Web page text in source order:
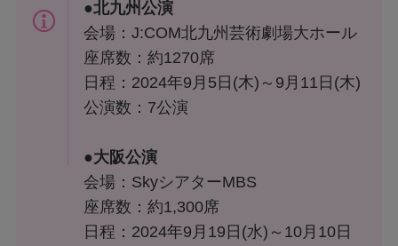
●北九州公演
会場：J:COM北九州芸術劇場大ホール
座席数：約1270席
日程：2024年9月5日(木)～9月11日(木)
公演数：7公演
●大阪公演
会場：SkyシアターMBS
座席数：約1,300席
日程：2024年9月19日(水)～10月10日